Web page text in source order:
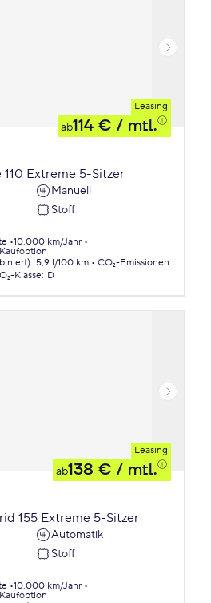
Leasing
ab114 € / mtl.
110 Extreme 5-Sitzer
Manuell
Stoff
10.000 km/Jahr
: 5,9 l/100 km
CO₂-Emissionen
Klasse: D
Leasing
ab138 € / mtl.
155 Extreme 5-Sitzer
Automatik
Stoff
10.000 km/Jahr